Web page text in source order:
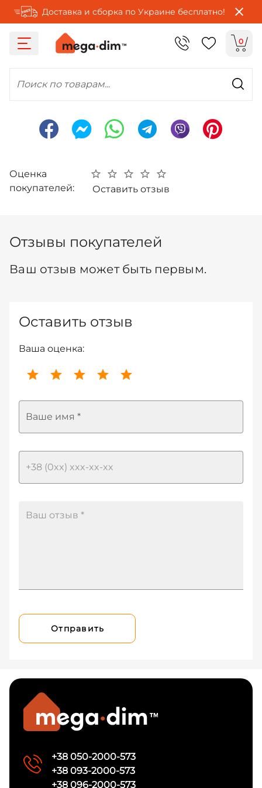
Доставка и сборка по Украине бесплатно!
0
Поиск по товарам...
Оценка
покупателей:
Оставить отзыв
Отзывы покупателей
Ваш отзыв может быть первым.
Оставить отзыв
Ваша оценка:
Ваше имя *
Отправить
+38 050-2000-573
+38 093-2000-573
+38 096-2000-573